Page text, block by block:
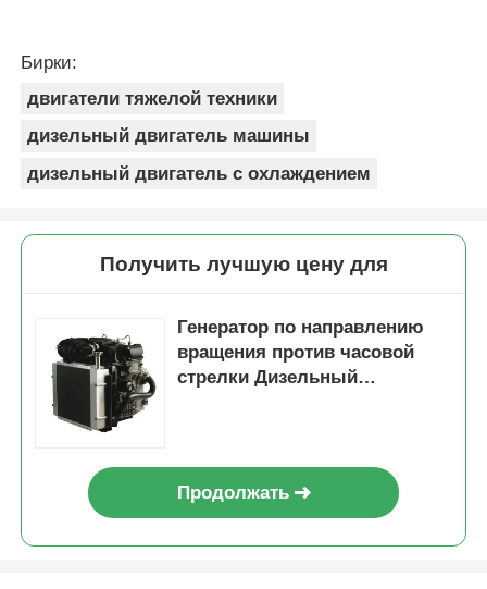
Бирки:
двигатели тяжелой техники
дизельный двигатель машины
дизельный двигатель с охлаждением
Получить лучшую цену для
Генератор по направлению
вращения против часовой
стрелки Дизельный
Мотор для генерации энергии
Продолжать